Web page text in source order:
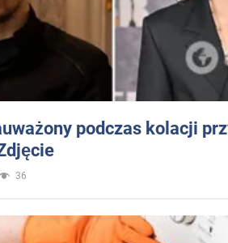
podczas kolacji
36